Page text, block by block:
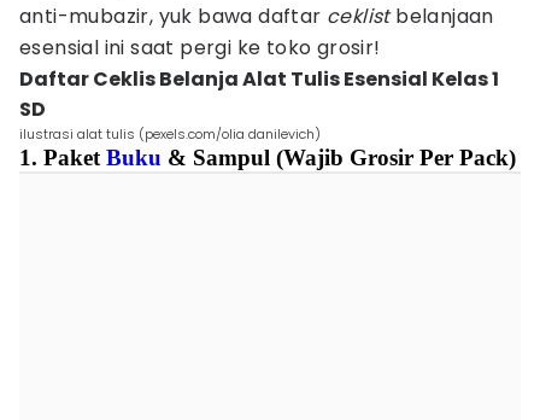
anti-mubazir, yuk bawa daftar ceklistbelanjaan
esensial ini saat pergi ke toko grosir!
Daftar Ceklis Belanja Alat Tulis Esensial Kelas 1
SD
ilustrasi alat tulis (pexels.com/olia danilevich)
1. Paket Buku & Sampul (Wajib Grosir Per Pack)